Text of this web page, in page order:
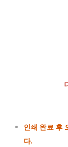
인쇄 완료 후
다.